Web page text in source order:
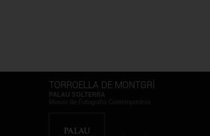
TORROELLA DE MONTGRÍ